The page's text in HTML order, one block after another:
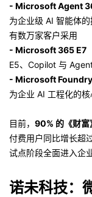
- Microsoft Agent
为企业级 AI 智能体
有数万家客户采用
- Microsoft 365 E7（
E5、Copilot 与
- Microsoft Foundry
为企业 AI 工程化的
目前， 90% 的《财
付费用户同比增长超
试点阶段全面进入企
诺未科技：